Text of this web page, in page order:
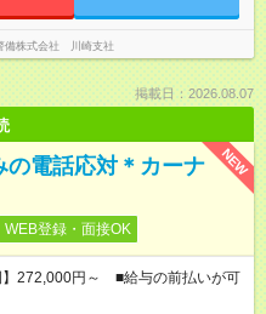
備株式会社 川崎支社
掲載日：2026.08.07
NEW
電話応対＊カーナ
WEB登録・面接OK
272,000円～ ■給与の前払いが可